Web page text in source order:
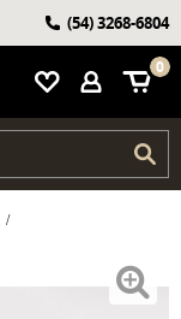
0
(54)3268-6804